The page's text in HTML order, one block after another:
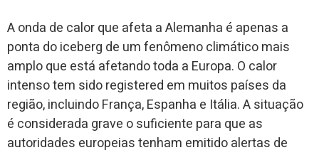
A onda de calor que afeta a Alemanha é apenas a
ponta do iceberg de um fenômeno climático mais
amplo que está afetando toda a Europa. O calor
intenso tem sido registered em muitos países da
região, incluindo França, Espanha e Itália. A situação
é considerada grave o suficiente para que as
autoridades europeias tenham emitido alertas de